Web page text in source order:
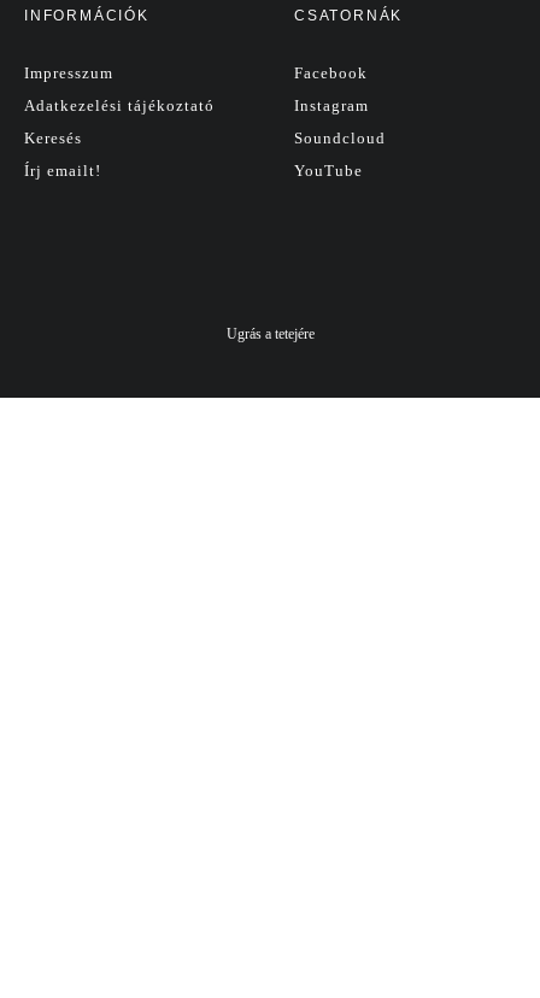
INFORMÁCIÓK
Impresszum
Adatkezelési tájékoztató
Keresés
Írj emailt!
CSATORNÁK
Facebook
Instagram
Soundcloud
YouTube
Ugrás a tetejére